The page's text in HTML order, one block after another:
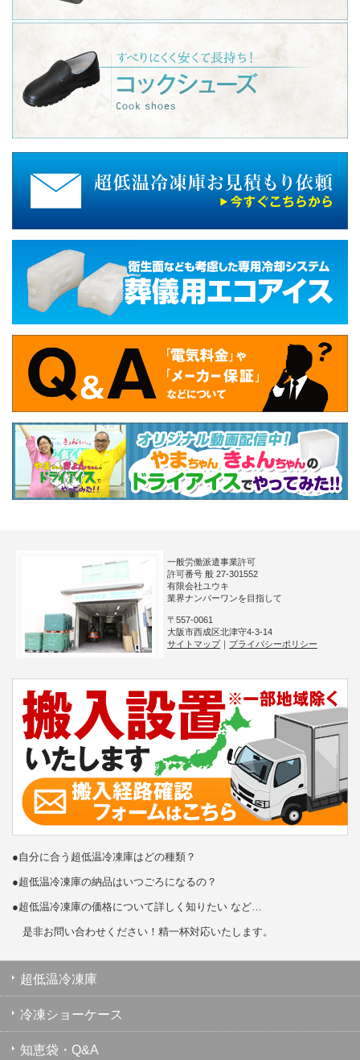
一般労働派遣事業許可
許可番号 般 27-301552
有限会社ユウキ
業界ナンバーワンを目指して
〒557-0061
大阪市西成区北津守4-3-14
サイトマップ｜ プライバシーポリシー
●自分に合う超低温冷凍庫はどの種類？
●超低温冷凍庫の納品はいつごろになるの？
●超低温冷凍庫の価格について詳しく知りたい など…
是非お問い合わせください！精一杯対応いたします。
超低温冷凍庫
冷凍ショーケース
知恵袋・Q&A